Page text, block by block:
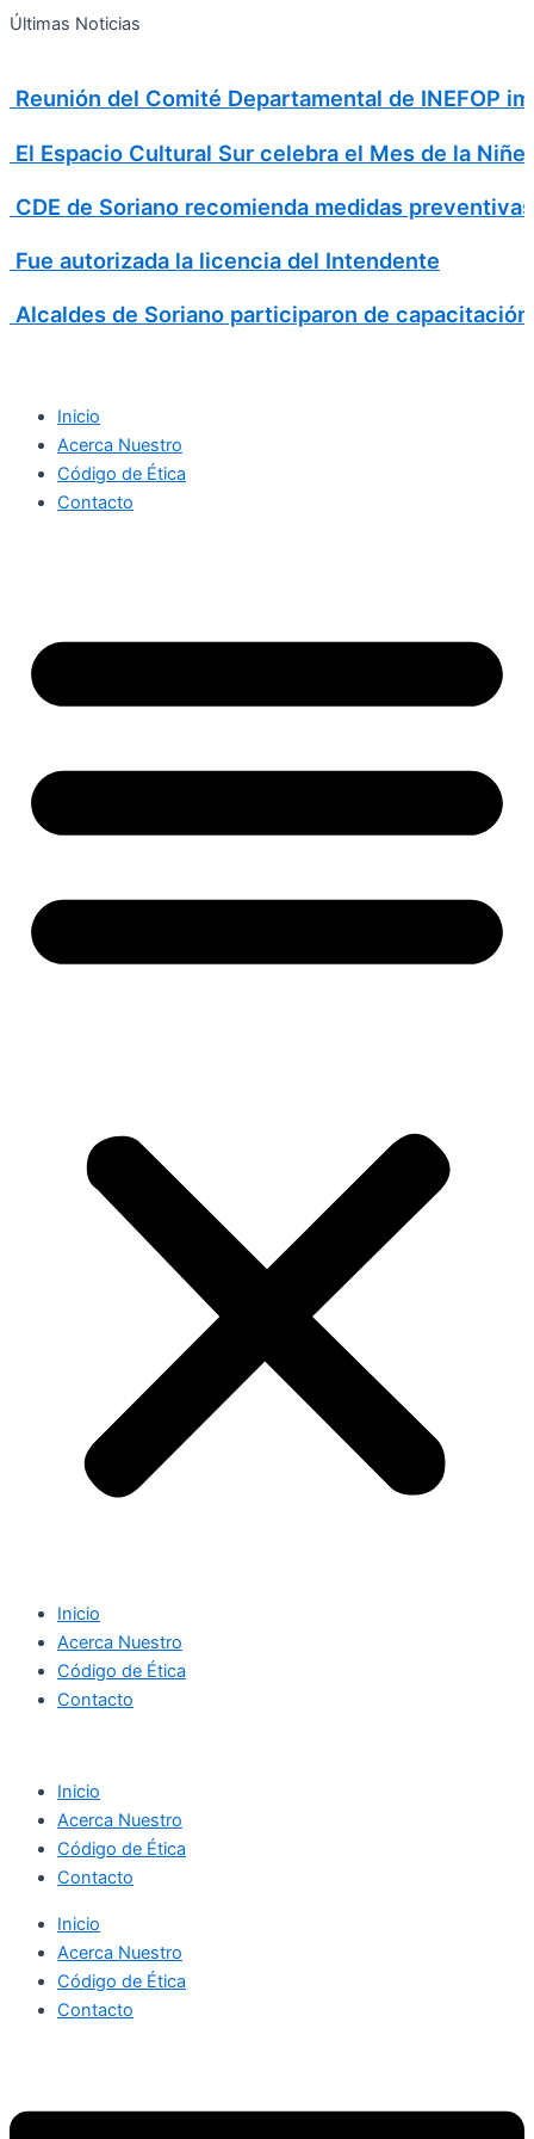
Ir
Últimas Noticias
Reunión del Comité Departamental de INEFOP
El Espacio Cultural Sur celebra el Mes de la
CDE de Soriano recomienda medidas
Fue autorizada la licencia del Intendente
Alcaldes de Soriano participaron de
Inicio
Acerca Nuestro
Código de Ética
Contacto
Inicio
Acerca Nuestro
Código de Ética
Contacto
Inicio
Acerca Nuestro
Código de Ética
Contacto
Inicio
Acerca Nuestro
Código de Ética
Contacto
Search